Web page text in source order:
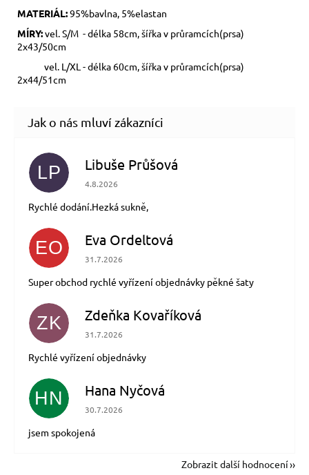
MATERIÁL:95%bavlna, 5%elastan
MÍRY:vel. S/M - délka 58cm, šířka v průramcích(prsa)
2x43/50cm
vel. L/XL - délka 60cm, šířka v průramcích(prsa)
2x44/51cm
LP Libuše Průšová
Hodnocení obchodu je 5 z 5 hvězdiček.
4.8.2026
Rychlé dodání.Hezká sukně,
EO Eva Ordeltová
Hodnocení obchodu je 5 z 5 hvězdiček.
31.7.2026
Super obchod rychlé vyřízení objednávky pěkné šaty
ZK Zdeňka Kovaříková
Hodnocení obchodu je 5 z 5 hvězdiček.
31.7.2026
Rychlé vyřízení objednávky
HN Hana Nyčová
Hodnocení obchodu je 5 z 5 hvězdiček.
30.7.2026
jsem spokojená
Zobrazit další hodnocení